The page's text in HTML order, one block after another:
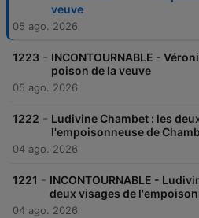
veuve
05 ago. 2026
1223 - INCONTOURNABLE -
poison de la veuve
05 ago. 2026
1222 - Ludivine Chambet : les
l'empoisonneuse de
04 ago. 2026
1221 - INCONTOURNABLE -
deux visages de
04 ago. 2026